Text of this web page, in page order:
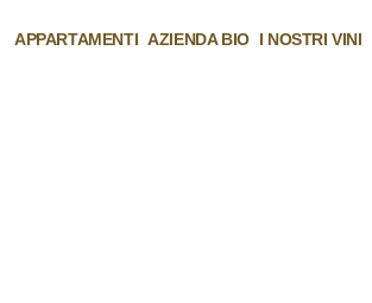
APPARTAMENTI AZIENDA BIO I NOSTRI VINI